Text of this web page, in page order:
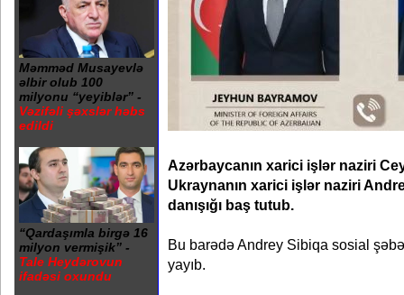
Məmməd Musayevlə
əlbir olub 100
milyonu “yeyiblər” -
Vəzifəli şəxslər həbs
edildi
“Qardaşımla birgə 16
milyon vermişik” -
Tale Heydərovun
ifadəsi oxundu
Azərbaycanın xarici işlər naziri
Ukraynanın xarici işlər naziri
danışığı baş tutub.
Bu barədə Andrey Sibiqa sosial
yayıb.